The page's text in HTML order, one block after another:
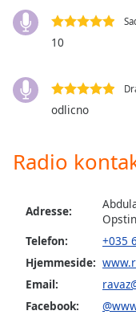
selected
settings,
opens
dialog
selected
Audio
Track
Picture-
in-
Picture
10
odlicno
Radio
Adresse:
Telefon:
+035
Hjemmeside:
Email:
Facebook: